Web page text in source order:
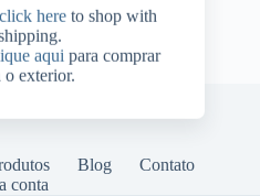
click here to shop with
aqui para comprar
o exterior.
Blog
Contato
conta